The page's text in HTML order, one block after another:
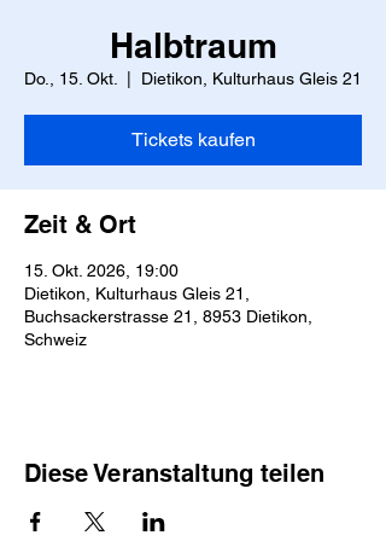
Halbtraum
Do., 15. Okt. Dietikon, Kulturhaus Gleis 21
Tickets kaufen
Zeit & Ort
15. Okt. 2026, 19:00
Dietikon, Kulturhaus Gleis 21,
Buchsackerstrasse 21, 8953 Dietikon,
Schweiz
Diese Veranstaltung teilen